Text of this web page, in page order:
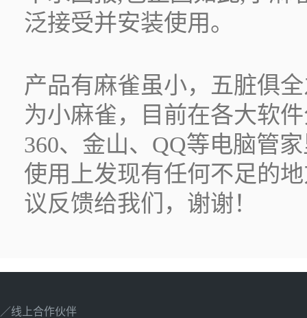
泛接受并安装使用。
产品有麻雀虽小，五脏俱
为小麻雀，目前在各大软
360、金山、QQ等电脑管
使用上发现有任何不足的
议反馈给我们，谢谢！
／线上合作伙伴